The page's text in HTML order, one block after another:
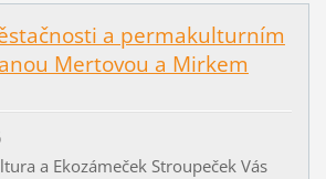
a permakulturním
Mertovou a Mirkem
a Ekozámeček Stroupeček Vás